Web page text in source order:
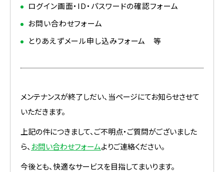
ログイン画面・ID・パスワードの確認フォーム
お問い合わせフォーム
とりあえずメール申し込みフォーム 等
メンテナンスが終了しだい、当ページにてお知らせさせて
いただきます。
上記の件につきまして、ご不明点・ご質問がございました
ら、 お問い合わせフォームよりご連絡ください。
今後とも、快適なサービスを目指してまいります。